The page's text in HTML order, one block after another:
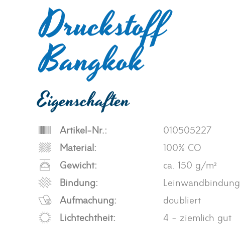
Druckstoff
Bangkok
Eigenschaften
Artikel-Nr.:
010505227
Material:
100% CO
Gewicht:
ca. 150 g/m²
Bindung:
Leinwandbindung
Aufmachung:
doubliert
Lichtechtheit:
4 - ziemlich gut